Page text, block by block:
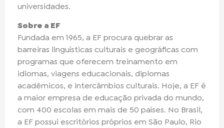
universidades.
Sobre a EF
Fundada em 1965, a EF procura quebrar as
barreiras linguísticas culturais e geográficas com
programas que oferecem treinamento em
idiomas, viagens educacionais, diplomas
acadêmicos, e intercâmbios culturais. Hoje, a EF é
a maior empresa de educação privada do mundo,
com 400 escolas em mais de 50 países. No Brasil,
a EF possui escritórios próprios em São Paulo, Rio